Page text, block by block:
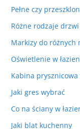
Pełne czy
Różne rodzaje
Markizy do różnych
Oświetlenie w
Kabina prysznicowa
Jaki gres wybrać
Co na ściany w
Jaki blat kuchenny